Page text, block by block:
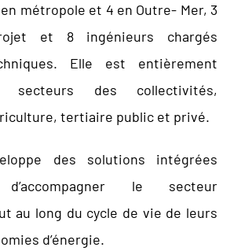
métropole et 4 en Outre- Mer, 3
et 8 ingénieurs chargés
Elle est entièrement
secteurs des collectivités,
tertiaire public et privé.
des solutions intégrées
le secteur
au long du cycle de vie de leurs
d’énergie.